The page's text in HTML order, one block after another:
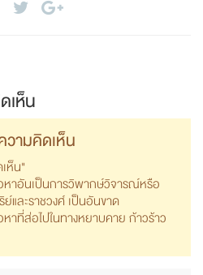
เห็น
วามคิดเห็น
ห็น"
หาอันเป็นการวิพากษ์วิจารณ์หรือ
ละราชวงศ์ เป็นอันขาด
าที่ส่อไปในทางหยาบคาย ก้าวร้าว